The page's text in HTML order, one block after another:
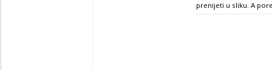
prenijeti u sliku. A